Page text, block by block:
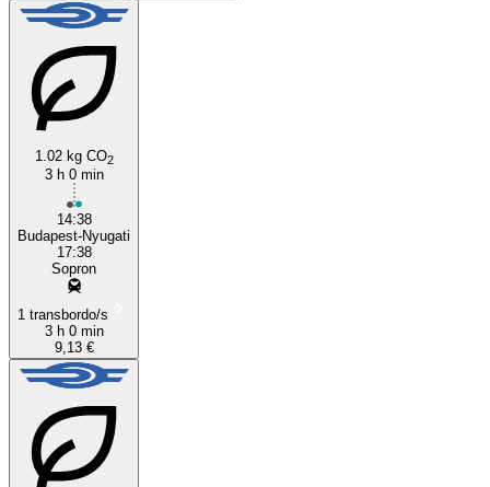
Sopron
1.02 kg CO2
3 h 0 min
14:38
Budapest-Nyugati
17:38
Sopron
1 transbordo/s
3 h 0 min
9,13 €